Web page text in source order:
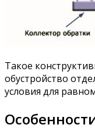
Такое
обустройство
условия для